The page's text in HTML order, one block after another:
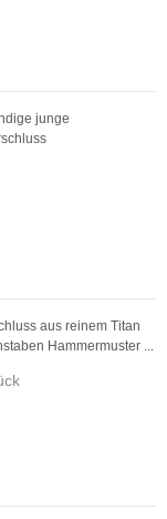
junge
aus reinem Titan
Hammermuster ...